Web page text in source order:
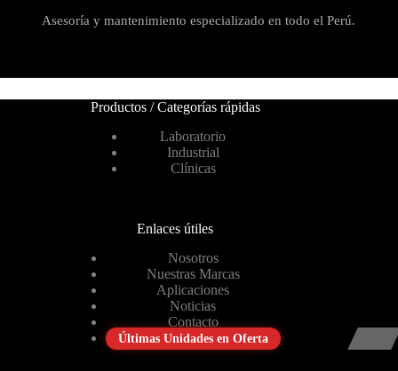
Asesoría y mantenimiento especializado en todo el Perú.
Productos / Categorías rápidas
Laboratorio
Industrial
Clínicas
Enlaces útiles
Nosotros
Nuestras Marcas
Aplicaciones
Noticias
Contacto
Últimas Unidades en Oferta